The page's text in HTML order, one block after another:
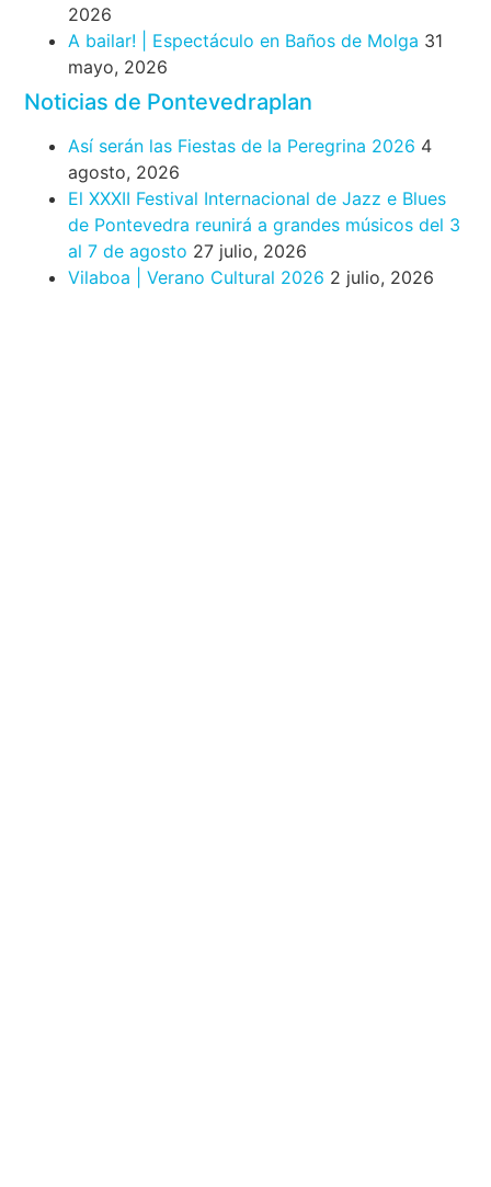
2026
A bailar! | Espectáculo en Baños de Molga 31
mayo, 2026
Noticias de Pontevedraplan
Así serán las Fiestas de la Peregrina 2026 4
agosto, 2026
El XXXII Festival Internacional de Jazz e Blues
de Pontevedra reunirá a grandes músicos del 3
al 7 de agosto 27 julio, 2026
Vilaboa | Verano Cultural 2026 2 julio, 2026